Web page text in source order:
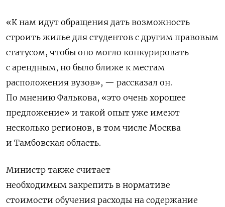
«К нам идут обращения дать возможность
строить жилье для студентов с другим правовым
статусом, чтобы оно могло конкурировать
с арендным, но было ближе к местам
расположения вузов», — рассказал он.
По мнению Фалькова, «это очень хорошее
предложение» и такой опыт уже имеют
несколько регионов, в том числе Москва
и Тамбовская область.
Министр также считает
необходимым закрепить в нормативе
стоимости обучения расходы на содержание